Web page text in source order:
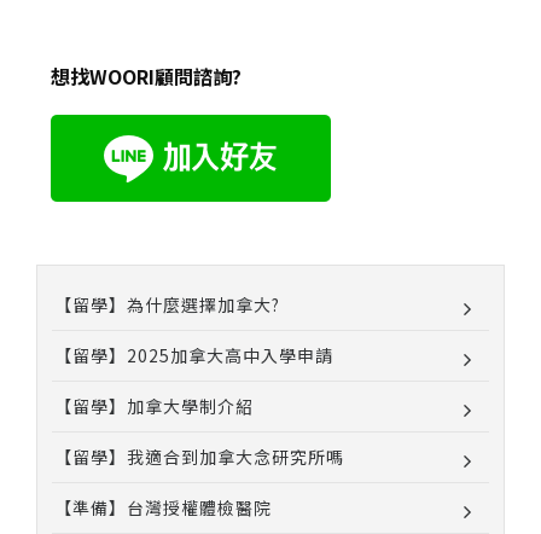
想找WOORI顧問諮詢?
【留學】為什麼選擇加拿大?
【留學】2025加拿大高中入學申請
【留學】加拿大學制介紹
【留學】我適合到加拿大念研究所嗎
【準備】台灣授權體檢醫院